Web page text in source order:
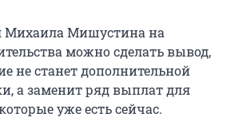
Михаила Мишустина на
можно сделать вывод,
не станет дополнительной
а заменит ряд выплат для
уже есть сейчас.